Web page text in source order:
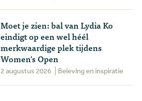
Moet je zien: bal van Lydia Ko
eindigt op een wel héél
merkwaardige plek tijdens
Women's Open
2 augustus 2026 Beleving en inspiratie